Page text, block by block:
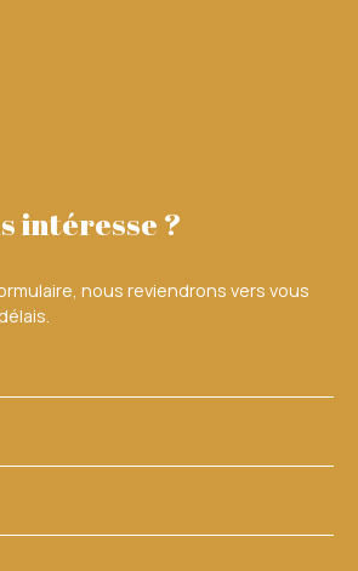
intéresse ?
nous reviendrons vers vous